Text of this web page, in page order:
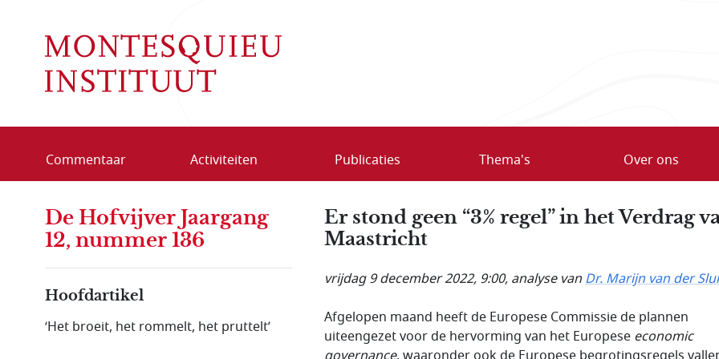
Commentaar Activiteiten Publicaties Thema's Over ons
Er stond geen “3% regel” in het Verdrag
Maastricht
vrijdag 9 december 2022, 9:00, analyse vanDr. Marijn van der
Afgelopen maand heeft de Europese Commissie de plannen
uiteengezet voor de hervorming van het Europese economic
De Hofvijver Jaargang
12, nummer 136
Hoofdartikel
‘Het broeit, het rommelt, het pruttelt’